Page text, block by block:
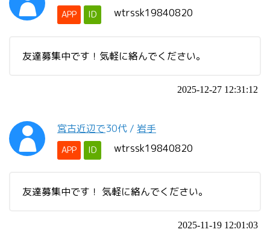
APP ID wtrssk19840820
友達募集中です！気軽に絡んでください。
2025-12-27 12:31:12
宮古近辺で30代 / 岩手
APP ID wtrssk19840820
友達募集中です！ 気軽に絡んでください。
2025-11-19 12:01:03